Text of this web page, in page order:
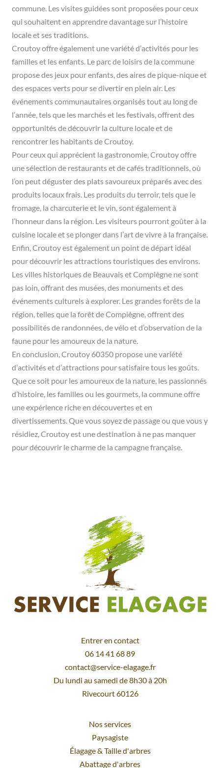
commune. Les visites guidées sont proposées pour ceux
qui souhaitent en apprendre davantage sur l’histoire
locale et ses traditions.
Croutoy offre également une variété d’activités pour les
familles et les enfants. Le parc de loisirs de la commune
propose des jeux pour enfants, des aires de pique-nique et
des espaces verts pour se divertir en plein air. Les
événements communautaires organisés tout au long de
l’année, tels que les marchés et les festivals, offrent des
opportunités de découvrir la culture locale et de
rencontrer les habitants de Croutoy.
Pour ceux qui apprécient la gastronomie, Croutoy offre
une sélection de restaurants et de cafés traditionnels, où
l’on peut déguster des plats savoureux préparés avec des
produits locaux frais. Les produits du terroir, tels que le
fromage, la charcuterie et le vin, sont également à
l’honneur dans la région. Les visiteurs pourront goûter à la
cuisine locale et se plonger dans l’art de vivre à la française.
Enfin, Croutoy est également un point de départ idéal
pour découvrir les attractions touristiques des environs.
Les villes historiques de Beauvais et Compiègne ne sont
pas loin, offrant des musées, des monuments et des
événements culturels à explorer. Les grandes forêts de la
région, telles que la forêt de Compiègne, offrent des
possibilités de randonnées, de vélo et d’observation de la
faune pour les amoureux de la nature.
En conclusion, Croutoy 60350 propose une variété
d’activités et d’attractions pour satisfaire tous les goûts.
Que ce soit pour les amoureux de la nature, les passionnés
d’histoire, les familles ou les gourmets, la commune offre
une expérience riche en découvertes et en
divertissements. Que vous soyez de passage ou que vous y
résidiez, Croutoy est une destination à ne pas manquer
pour découvrir le charme de la campagne française.
Entrer en contact
06 14 41 68 89
contact@service-elagage.fr
Du lundi au samedi de 8h30 à 20h
Rivecourt 60126
Nos services
Paysagiste
Élagage& Taille d'arbres
Abattage d'arbres